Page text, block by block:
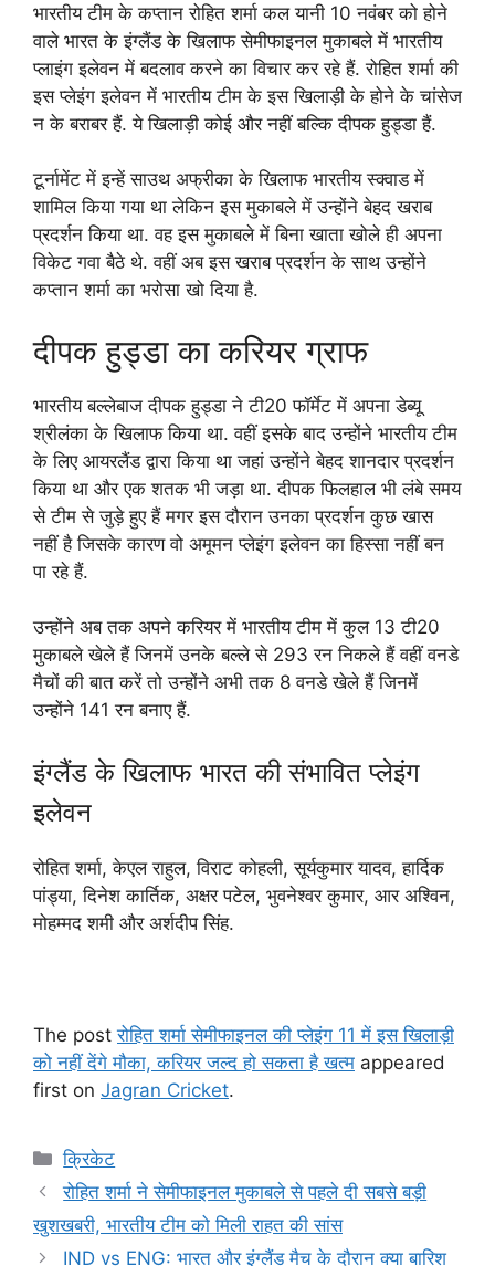
भारतीय टीम के कप्तान रोहित शर्मा कल यानी 10 नवंबर को होने
वाले भारत के इंग्लैंड के खिलाफ सेमीफाइनल मुकाबले में भारतीय
प्लाइंग इलेवन में बदलाव करने का विचार कर रहे हैं. रोहित शर्मा की
इस प्लेइंग इलेवन में भारतीय टीम के इस खिलाड़ी के होने के चांसेज
न के बराबर हैं. ये खिलाड़ी कोई और नहीं बल्कि दीपक हुड्डा हैं.
टूर्नामेंट में इन्हें साउथ अफ्रीका के खिलाफ भारतीय स्क्वाड में
शामिल किया गया था लेकिन इस मुकाबले में उन्होंने बेहद खराब
प्रदर्शन किया था. वह इस मुकाबले में बिना खाता खोले ही अपना
विकेट गवा बैठे थे. वहीं अब इस खराब प्रदर्शन के साथ उन्होंने
कप्तान शर्मा का भरोसा खो दिया है.
दीपक हुड्डा का करियर ग्राफ
भारतीय बल्लेबाज दीपक हुड्डा ने टी20 फॉर्मेट में अपना डेब्यू
श्रीलंका के खिलाफ किया था. वहीं इसके बाद उन्होंने भारतीय टीम
के लिए आयरलैंड द्वारा किया था जहां उन्होंने बेहद शानदार प्रदर्शन
किया था और एक शतक भी जड़ा था. दीपक फिलहाल भी लंबे समय
से टीम से जुड़े हुए हैं मगर इस दौरान उनका प्रदर्शन कुछ खास
नहीं है जिसके कारण वो अमूमन प्लेइंग इलेवन का हिस्सा नहीं बन
पा रहे हैं.
उन्होंने अब तक अपने करियर में भारतीय टीम में कुल 13 टी20
मुकाबले खेले हैं जिनमें उनके बल्ले से 293 रन निकले हैं वहीं वनडे
मैचों की बात करें तो उन्होंने अभी तक 8 वनडे खेले हैं जिनमें
उन्होंने 141 रन बनाए हैं.
इंग्लैंड के खिलाफ भारत की संभावित प्लेइंग
इलेवन
रोहित शर्मा, केएल राहुल, विराट कोहली, सूर्यकुमार यादव, हार्दिक
पांड्या, दिनेश कार्तिक, अक्षर पटेल, भुवनेश्वर कुमार, आर अश्विन,
मोहम्मद शमी और अर्शदीप सिंह.
The postरोहित शर्मा सेमीफाइनल की प्लेइंग 11 में इस खिलाड़ी
को नहीं देंगे मौका, करियर जल्द हो सकता है खत्म appeared
first on Jagran Cricket.
Categories
क्रिकेट
रोहित शर्मा ने सेमीफाइनल मुकाबले से पहले दी सबसे बड़ी
खुशखबरी, भारतीय टीम को मिली राहत की सांस
IND vs ENG: भारत और इंग्लैंड मैच के दौरान क्या बारिश